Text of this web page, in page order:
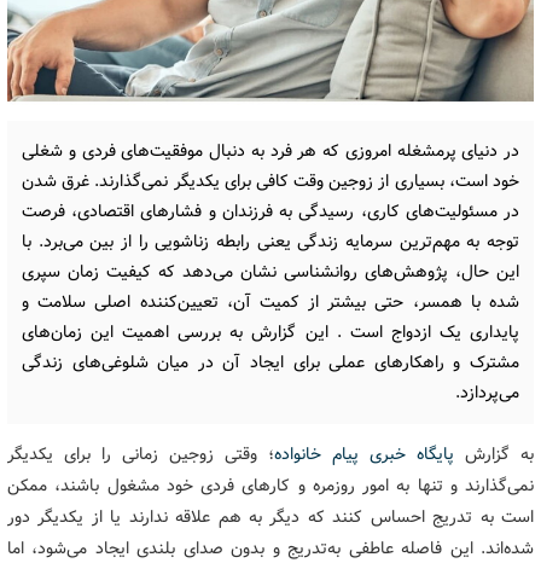
در دنیای پرمشغله امروزی که هر فرد به دنبال موفقیت‌های فردی و شغلی
خود است، بسیاری از زوجین وقت کافی برای یکدیگر نمی‌گذارند. غرق شدن
در مسئولیت‌های کاری، رسیدگی به فرزندان و فشارهای اقتصادی، فرصت
توجه به مهم‌ترین سرمایه زندگی یعنی رابطه زناشویی را از بین می‌برد. با
این حال، پژوهش‌های روانشناسی نشان می‌دهد که کیفیت زمان سپری
شده با همسر، حتی بیشتر از کمیت آن، تعیین‌کننده اصلی سلامت و
پایداری یک ازدواج است . این گزارش به بررسی اهمیت این زمان‌های
مشترک و راهکارهای عملی برای ایجاد آن در میان شلوغی‌های زندگی
می‌پردازد.
به گزارش پایگاه خبری پیام خانواده؛ وقتی زوجین زمانی را برای یکدیگر
نمی‌گذارند و تنها به امور روزمره و کارهای فردی خود مشغول باشند، ممکن
است به تدریج احساس کنند که دیگر به هم علاقه ندارند یا از یکدیگر دور
شده‌اند. این فاصله عاطفی به‌تدریج و بدون صدای بلندی ایجاد می‌شود، اما